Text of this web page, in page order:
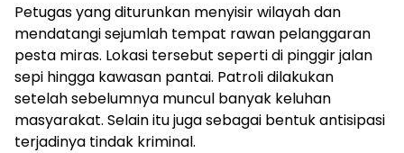
Petugas yang diturunkan menyisir wilayah dan
mendatangi sejumlah tempat rawan pelanggaran
pesta miras. Lokasi tersebut seperti di pinggir jalan
sepi hingga kawasan pantai. Patroli dilakukan
setelah sebelumnya muncul banyak keluhan
masyarakat. Selain itu juga sebagai bentuk antisipasi
terjadinya tindak kriminal.